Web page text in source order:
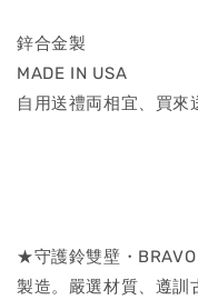
鋅合金製
MADE IN USA
自用送禮両相宜、買來
★守護鈴雙壁・
製造。嚴選材質、遵訓